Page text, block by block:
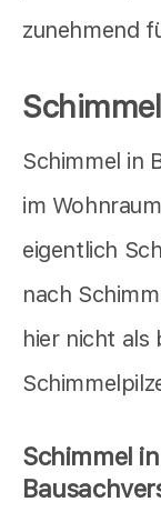
zunehmend
Schimmel in
im
eigentlich
nach
hier nicht als
Schimmel